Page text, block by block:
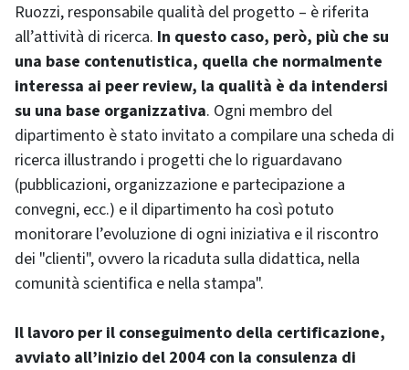
Ruozzi, responsabile qualità del progetto – è riferita
all’attività di ricerca. In questo caso, però, più che su
una base contenutistica, quella che normalmente
interessa ai peer review, la qualità è da intendersi
su una base organizzativa. Ogni membro del
dipartimento è stato invitato a compilare una scheda di
ricerca illustrando i progetti che lo riguardavano
(pubblicazioni, organizzazione e partecipazione a
convegni, ecc.) e il dipartimento ha così potuto
monitorare l’evoluzione di ogni iniziativa e il riscontro
dei "clienti", ovvero la ricaduta sulla didattica, nella
comunità scientifica e nella stampa".
Il lavoro per il conseguimento della certificazione,
avviato all’inizio del 2004 con la consulenza di